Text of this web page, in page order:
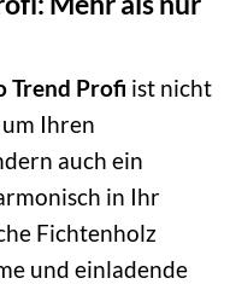
Trend Profi ist nicht
Ihren
auch ein
in Ihr
Fichtenholz
und einladende